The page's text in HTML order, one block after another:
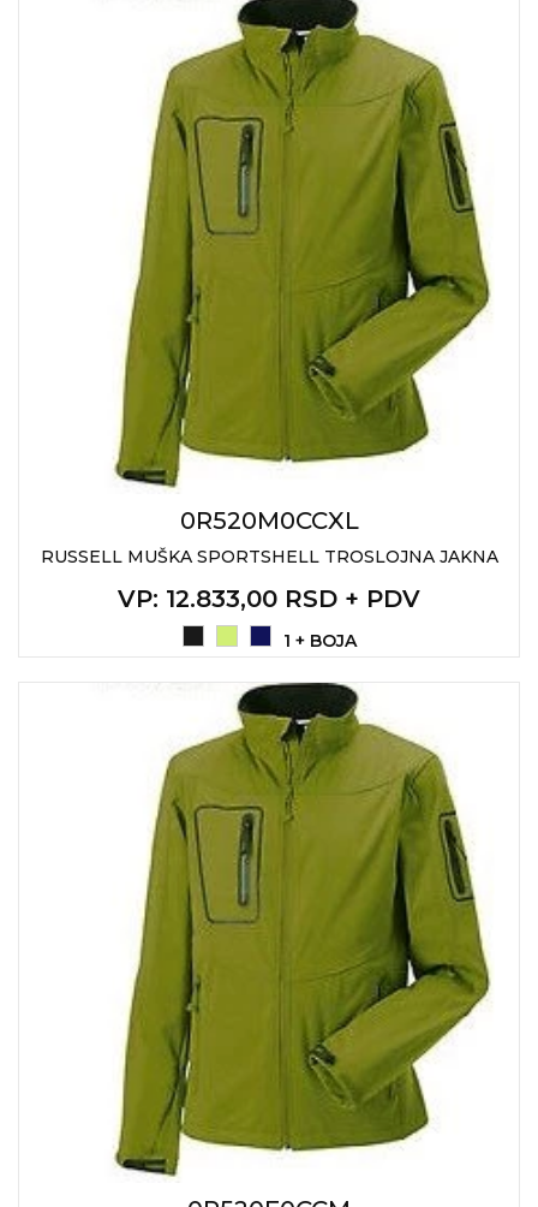
0R520M0CCXL
RUSSELL MUŠKA SPORTSHELL TROSLOJNA JAKNA
VP: 12.833,00 RSD + PDV
1 + BOJA